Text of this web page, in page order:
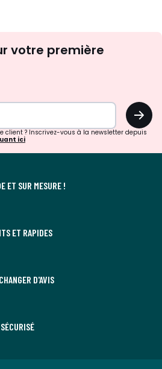
d'inspirations
surprises?
votre première
OK
client ? Inscrivez-vous à la newsletter depuis
ici
ET SUR MESURE !
ET RAPIDES
D'AVIS